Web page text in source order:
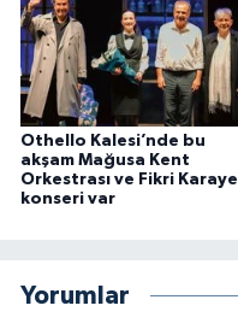
Othello Kalesi’nde bu
akşam Mağusa Kent
Orkestrası ve Fikri Karayel
konseri var
Yorumlar